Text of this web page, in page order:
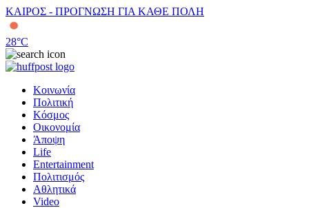
ΚΑΙΡΟΣ - ΠΡΟΓΝΩΣΗ ΓΙΑ ΚΑΘΕ ΠΟΛΗ
28°C
Κοινωνία
Πολιτική
Κόσμος
Οικονομία
Άποψη
Life
Entertainment
Πολιτισμός
Αθλητικά
Video